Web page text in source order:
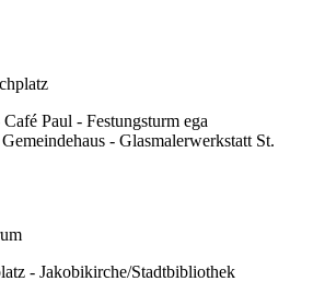
Paul - Festungsturm ega
- Glasmalerwerkstatt St.
- Jakobikirche/Stadtbibliothek